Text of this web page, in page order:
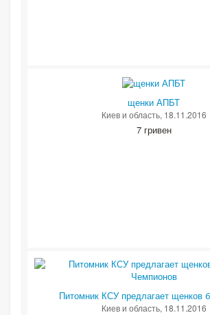
щенки АПБТ
Киев и область, 18.11.2016
7 гривен
Питомник КСУ предлагает щенков
Киев и область, 18.11.2016